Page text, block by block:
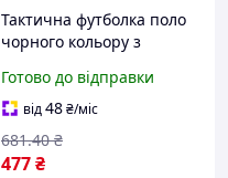
Тактична футболка поло
чорного кольору з
формений одяг для
працівників поліції стор1
Готово до відправки
від48₴/міс
477₴
681.40 ₴